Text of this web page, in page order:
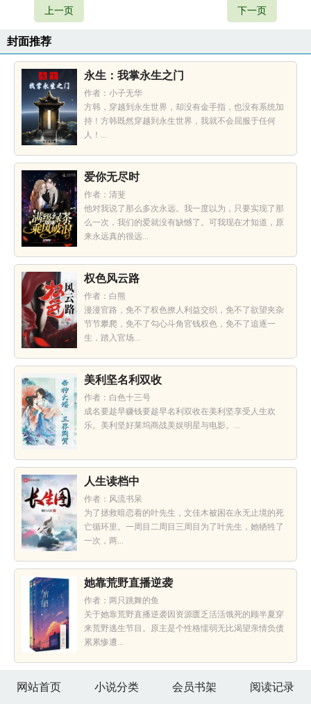
上一页 下一页
封面推荐
永生：我掌永生之门
作者：小子无华
方韩，穿越到永生世界，却没有金手指，也没有系统加
持！方韩既然穿越到永生世界，我就不会屈服于任何
人！...
爱你无尽时
作者：清斐
他对我说了那么多次永远。我一度以为，只要实现了那
么一次，我们的爱就没有缺憾了。可我现在才知道，原
来永远真的很远...
权色风云路
作者：白熊
漫漫官路，免不了权色撩人利益交织，免不了欲望夹杂
节节攀爬，免不了勾心斗角官钱权色，免不了追逐一
生，踏入官场...
美利坚名利双收
作者：白色十三号
成名要趁早赚钱要趁早名利双收在美利坚享受人生欢
乐。美利坚好莱坞商战美娱明星与电影。...
人生读档中
作者：风流书呆
为了拯救暗恋着的叶先生，文佳木被困在永无止境的死
亡循环里。一周目二周目三周目为了叶先生，她牺牲了
一次，两...
她靠荒野直播逆袭
作者：两只跳舞的鱼
关于她靠荒野直播逆袭因资源匮乏活活饿死的顾半夏穿
来荒野逃生节目。原主是个性格懦弱无比渴望亲情负债
累累惨遭...
网站首页 小说分类 会员书架 阅读记录